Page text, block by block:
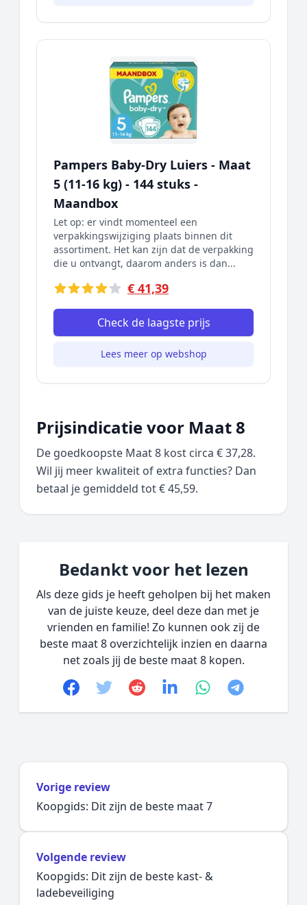
Pampers Baby-Dry Luiers - Maat
5 (11-16 kg) - 144 stuks -
Maandbox
Let op: er vindt momenteel een
verpakkingswijziging plaats binnen dit
assortiment. Het kan zijn dat de verpakking
die u ontvangt, daarom anders is dan...
€ 41,39
Check de laagste prijs
Lees meer op webshop
Prijsindicatie voor Maat 8
De goedkoopste Maat 8 kost circa € 37,28.
Wil jij meer kwaliteit of extra functies? Dan
betaal je gemiddeld tot € 45,59.
Bedankt voor het lezen
Als deze gids je heeft geholpen bij het maken
van de juiste keuze, deel deze dan met je
vrienden en familie! Zo kunnen ook zij de
beste maat 8 overzichtelijk inzien en daarna
net zoals jij de beste maat 8 kopen.
Facebook
TwitterRedditlinkedinwhatsapp
telegram
Vorige review
Koopgids: Dit zijn de beste maat 7
Volgende review
Koopgids: Dit zijn de beste kast- &
ladebeveiliging